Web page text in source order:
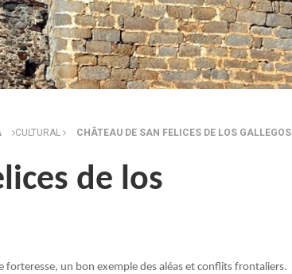
CULTURAL CHÂTEAU DE SAN FELICES DE LOS GALLEGOS
de los
forteresse, un bon exemple des aléas et conflits frontaliers.